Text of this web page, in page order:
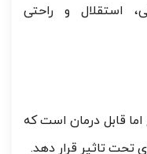
استقلال و راحتی
قابل درمان است که
تحت تاثیر قرار دهد.